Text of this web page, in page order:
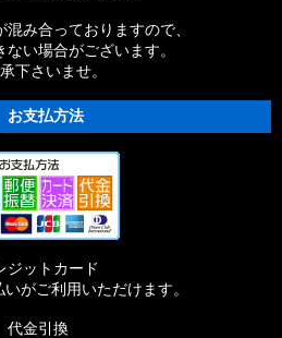
み合っておりますので、
い場合がございます。
下さいませ。
お支払方法
ジットカード
がご利用いただけます。
代金引換